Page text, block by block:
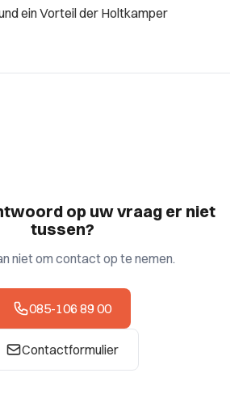
ein Vorteil der Holtkamper
op uw vraag er niet
tussen?
niet om contact op te nemen.
085-106 89 00
Contactformulier